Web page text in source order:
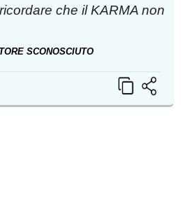
che il KARMA non
SCONOSCIUTO